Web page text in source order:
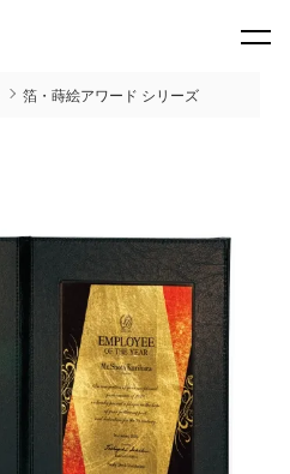
箔・蒔絵アワード シリーズ